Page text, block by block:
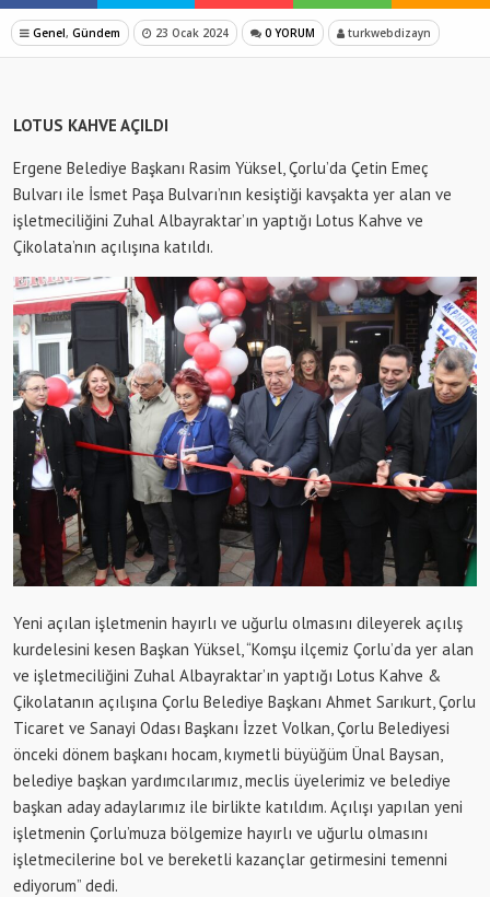
Genel, Gündem 23 Ocak 2024 0 YORUM turkwebdizayn
LOTUS KAHVE AÇILDI
Ergene Belediye Başkanı Rasim Yüksel, Çorlu’da Çetin Emeç
Bulvarı ile İsmet Paşa Bulvarı’nın kesiştiği kavşakta yer alan ve
işletmeciliğini Zuhal Albayraktar’ın yaptığı Lotus Kahve ve
Çikolata’nın açılışına katıldı.
Yeni açılan işletmenin hayırlı ve uğurlu olmasını dileyerek açılış
kurdelesini kesen Başkan Yüksel, “Komşu ilçemiz Çorlu’da yer alan
ve işletmeciliğini Zuhal Albayraktar’ın yaptığı Lotus Kahve &
Çikolatanın açılışına Çorlu Belediye Başkanı Ahmet Sarıkurt, Çorlu
Ticaret ve Sanayi Odası Başkanı İzzet Volkan, Çorlu Belediyesi
önceki dönem başkanı hocam, kıymetli büyüğüm Ünal Baysan,
belediye başkan yardımcılarımız, meclis üyelerimiz ve belediye
başkan aday adaylarımız ile birlikte katıldım. Açılışı yapılan yeni
işletmenin Çorlu’muza bölgemize hayırlı ve uğurlu olmasını
işletmecilerine bol ve bereketli kazançlar getirmesini temenni
ediyorum” dedi.